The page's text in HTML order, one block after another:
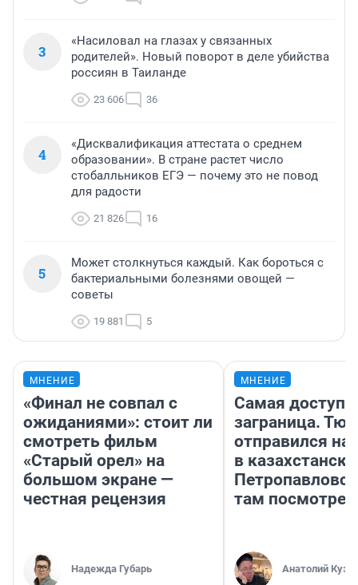
3
«Насиловал на глазах у связанных
родителей». Новый поворот в деле убийства
россиян в Таиланде
23 606 36
4
«Дисквалификация аттестата о среднем
образовании». В стране растет число
стобалльников ЕГЭ — почему это не повод
для радости
21 826 16
5
Может столкнуться каждый. Как бороться с
бактериальными болезнями овощей —
советы
19 881 5
МНЕНИЕ
«Финал не совпал с
ожиданиями»: стоит ли
смотреть фильм
«Старый орел» на
большом экране —
честная рецензия
Надежда Губарь
МНЕНИЕ
Самая
заграница.
отправился
в
там
Анатолий